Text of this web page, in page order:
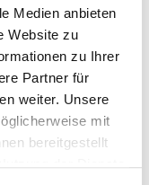
Medien anbieten
Website zu
zu Ihrer
Partner für
weiter. Unsere
mit
bereitgestellt
und
verfügt
in akuter und